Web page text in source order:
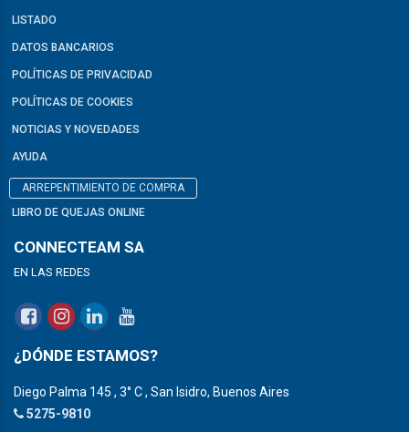
LISTADO
DATOS BANCARIOS
POLÍTICAS DE PRIVACIDAD
POLÍTICAS DE COOKIES
NOTICIAS Y NOVEDADES
AYUDA
ARREPENTIMIENTO DE COMPRA
LIBRO DE QUEJAS ONLINE
CONNECTEAM SA
EN LAS REDES
¿DÓNDE ESTAMOS?
Diego Palma 145 , 3° C , San Isidro, Buenos Aires
5275-9810